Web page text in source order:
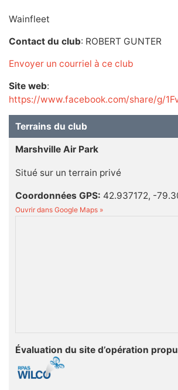
Wainfleet
Contact du club: ROBERT GUNTER
Envoyer un courriel à ce club
Site web:
https://www.facebook.com/share/g/
Terrains du club
Marshville Air Park
Situé sur un terrain privé
Coordonnées GPS: 42.937172, -
Ouvrir dans Google Maps »
Évaluation du site d’opération